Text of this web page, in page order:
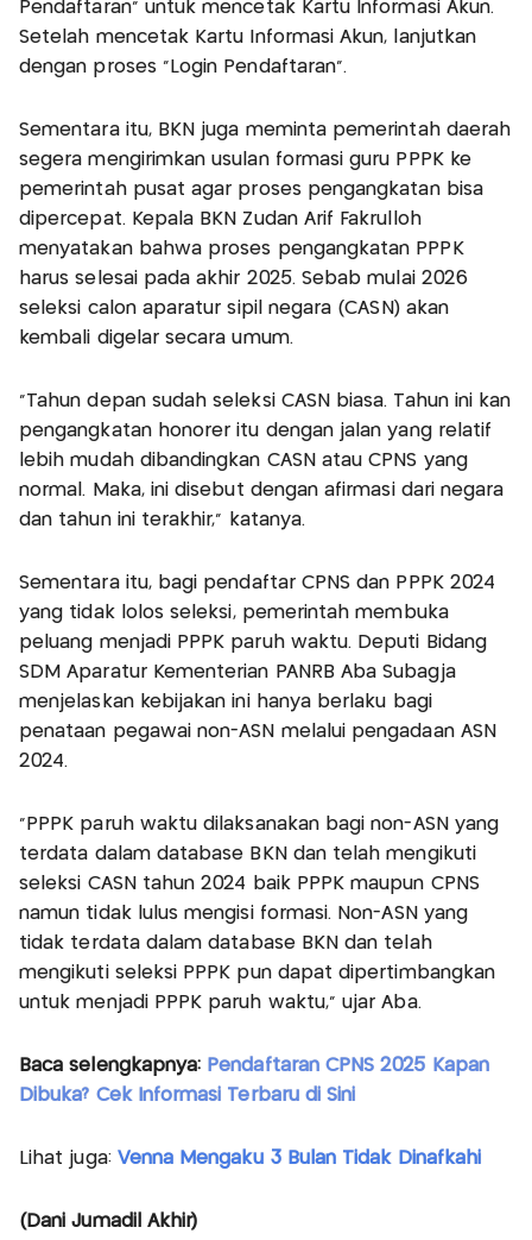
Pendaftaran" untuk mencetak Kartu Informasi Akun.
Setelah mencetak Kartu Informasi Akun, lanjutkan
dengan proses "Login Pendaftaran".
Sementara itu, BKN juga meminta pemerintah daerah
segera mengirimkan usulan formasi guru PPPK ke
pemerintah pusat agar proses pengangkatan bisa
dipercepat. Kepala BKN Zudan Arif Fakrulloh
menyatakan bahwa proses pengangkatan PPPK
harus selesai pada akhir 2025. Sebab mulai 2026
seleksi calon aparatur sipil negara (CASN) akan
kembali digelar secara umum.
"Tahun depan sudah seleksi CASN biasa. Tahun ini kan
pengangkatan honorer itu dengan jalan yang relatif
lebih mudah dibandingkan CASN atau CPNS yang
normal. Maka, ini disebut dengan afirmasi dari negara
dan tahun ini terakhir,” katanya.
Sementara itu, bagi pendaftar CPNS dan PPPK 2024
yang tidak lolos seleksi, pemerintah membuka
peluang menjadi PPPK paruh waktu. Deputi Bidang
SDM Aparatur Kementerian PANRB Aba Subagja
menjelaskan kebijakan ini hanya berlaku bagi
penataan pegawai non-ASN melalui pengadaan ASN
2024.
“PPPK paruh waktu dilaksanakan bagi non-ASN yang
terdata dalam database BKN dan telah mengikuti
seleksi CASN tahun 2024 baik PPPK maupun CPNS
namun tidak lulus mengisi formasi. Non-ASN yang
tidak terdata dalam database BKN dan telah
mengikuti seleksi PPPK pun dapat dipertimbangkan
untuk menjadi PPPK paruh waktu,” ujar Aba.
Baca selengkapnya: Pendaftaran CPNS 2025 Kapan
Dibuka? Cek Informasi Terbaru di Sini
Lihat juga: Venna Mengaku 3 Bulan Tidak Dinafkahi
(Dani Jumadil Akhir)